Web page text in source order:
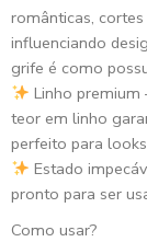
românticas,
influenciando
grife é como
Linho premium
teor em linho
perfeito para
Estado
pronto para ser
Como usar?